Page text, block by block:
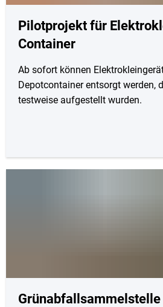
Pilotprojekt für
Container
Ab sofort können
Depotcontainer entsorgt werden,
testweise aufgestellt wurden.
Grünabfallsammelstelle